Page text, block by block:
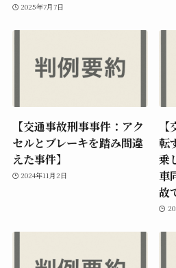
2025年7月7日
【交通事故刑事事件：アク
セルとブレーキを踏み間違
えた事件】
2024年11月2日
転
乗
車
故